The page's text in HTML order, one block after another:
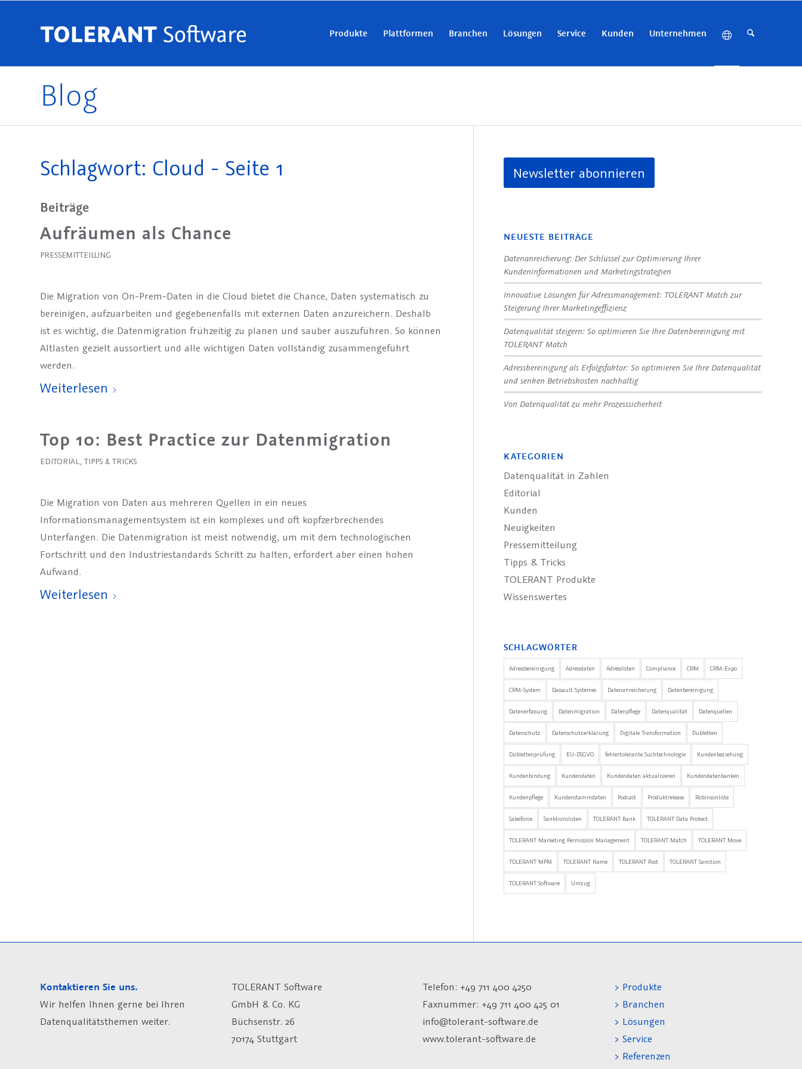
Produkte Plattformen Branchen Lösungen Service Kunden Unternehmen
Blog
Schlagwort: Cloud - Seite 1
Beiträge
Aufräumen als Chance
PRESSEMITTEILUNG
Die Migration von On-Prem-Daten in die Cloud bietet die Chance, Daten systematisch zu
bereinigen, aufzuarbeiten und gegebenenfalls mit externen Daten anzureichern. Deshalb
ist es wichtig, die Datenmigration frühzeitig zu planen und sauber auszuführen. So können
Altlasten gezielt aussortiert und alle wichtigen Daten vollständig zusammengeführt
werden.
Weiterlesen
Top 10: Best Practice zur Datenmigration
EDITORIAL TIPPS & TRICKS
Die Migration von Daten aus mehreren Quellen in ein neues
Informationsmanagementsystem ist ein komplexes und oft kopfzerbrechendes
Unterfangen. Die Datenmigration ist meist notwendig, um mit dem technologischen
Fortschritt und den Industriestandards Schritt zu halten, erfordert aber einen hohen
Aufwand.
Weiterlesen
Newsletter abonnieren
NEUESTE BEITRÄGE
Datenanreicherung: Der Schlüssel zur Optimierung Ihrer
Kundeninformationen und Marketingstrategien
Innovative Lösungen für Adressmanagement: TOLERANT Match zur
Steigerung Ihrer Marketingeffizienz
Datenqualität steigern: So optimieren Sie Ihre Datenbereinigung mit
TOLERANT Match
Adressbereinigung als Erfolgsfaktor: So optimieren Sie Ihre Datenqualität
und senken Betriebskosten nachhaltig
Von Datenqualität zu mehr Prozesssicherheit
KATEGORIEN
Datenqualität in Zahlen
Editorial
Kunden
Neuigkeiten
Pressemitteilung
Tipps & Tricks
TOLERANT Produkte
Wissenswertes
SCHLAGWÖRTER
Adressbereinigung Adressdaten Adresslisten Compliance CRM CRM-Expo
CRM-System Dassault Systèmes Datenanreicherung Datenbereinigung
Datenerfassung Datenmigration Datenpflege Datenqualität Datenquellen
Datenschutz Datenschutzerklärung Digitale Transformation Dubletten
Dublettenprüfung EU-DSGVO fehlertolerante Suchtechnologie Kundenbeziehung
Kundenbindung Kundendaten Kundendaten aktualisieren Kundendatenbanken
Kundenpflege Kundenstammdaten Podcast Produktrelease Robinsonliste
Salesforce Sanktionslisten TOLERANT Bank TOLERANT Data Protect
TOLERANT Marketing Permission Management TOLERANT Match TOLERANT Move
TOLERANT MPM TOLERANT Name TOLERANT Post TOLERANT Sanction
TOLERANT Software Umzug
Kontaktieren Sie uns.
Wir helfen Ihnen gerne bei Ihren
Datenqualitätsthemen weiter.
TOLERANT Software
GmbH & Co. KG
Büchsenstr. 26
70174 Stuttgart
Telefon: +49 711 400 4250
Faxnummer: +49 711 400 425 01
info@tolerant-software.de
www.tolerant-software.de
> Produkte
> Branchen
> Lösungen
> Service
> Referenzen